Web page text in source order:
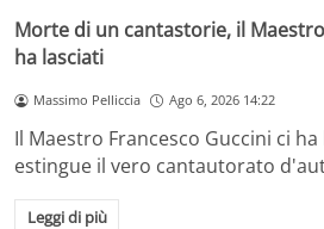
Morte di un cantastorie, il
ha lasciati
Massimo Pelliccia Ago 6, 2026 14:22
Il Maestro Francesco Guccini ci
estingue il vero cantautorato
Leggi di più